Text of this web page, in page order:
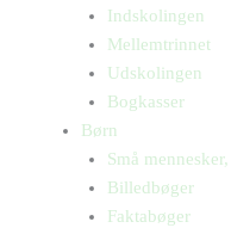
Indskolingen
Mellemtrinnet
Udskolingen
Bogkasser
Børn
Små
Billedbøger
Faktabøger